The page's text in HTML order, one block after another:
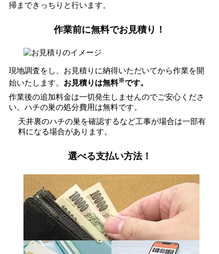
掃まできっちりと行います。
作業前に無料でお見積り！
現地調査をし、お見積りに納得いただいてから作業を開
始いたします。 お見積りは無料※です。
作業後の追加料金は一切発生しませんのでご安心くださ
い。ハチの巣の処分費用は無料です。
天井裏のハチの巣を確認するなど工事が場合は一部有
料になる場合があります。
選べる支払い方法！